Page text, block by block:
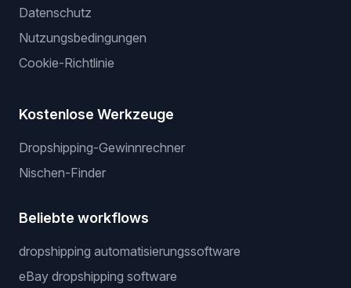
Datenschutz
Nutzungsbedingungen
Cookie-Richtlinie
Kostenlose Werkzeuge
Dropshipping-Gewinnrechner
Nischen-Finder
Beliebte workflows
dropshipping automatisierungssoftware
eBay dropshipping software